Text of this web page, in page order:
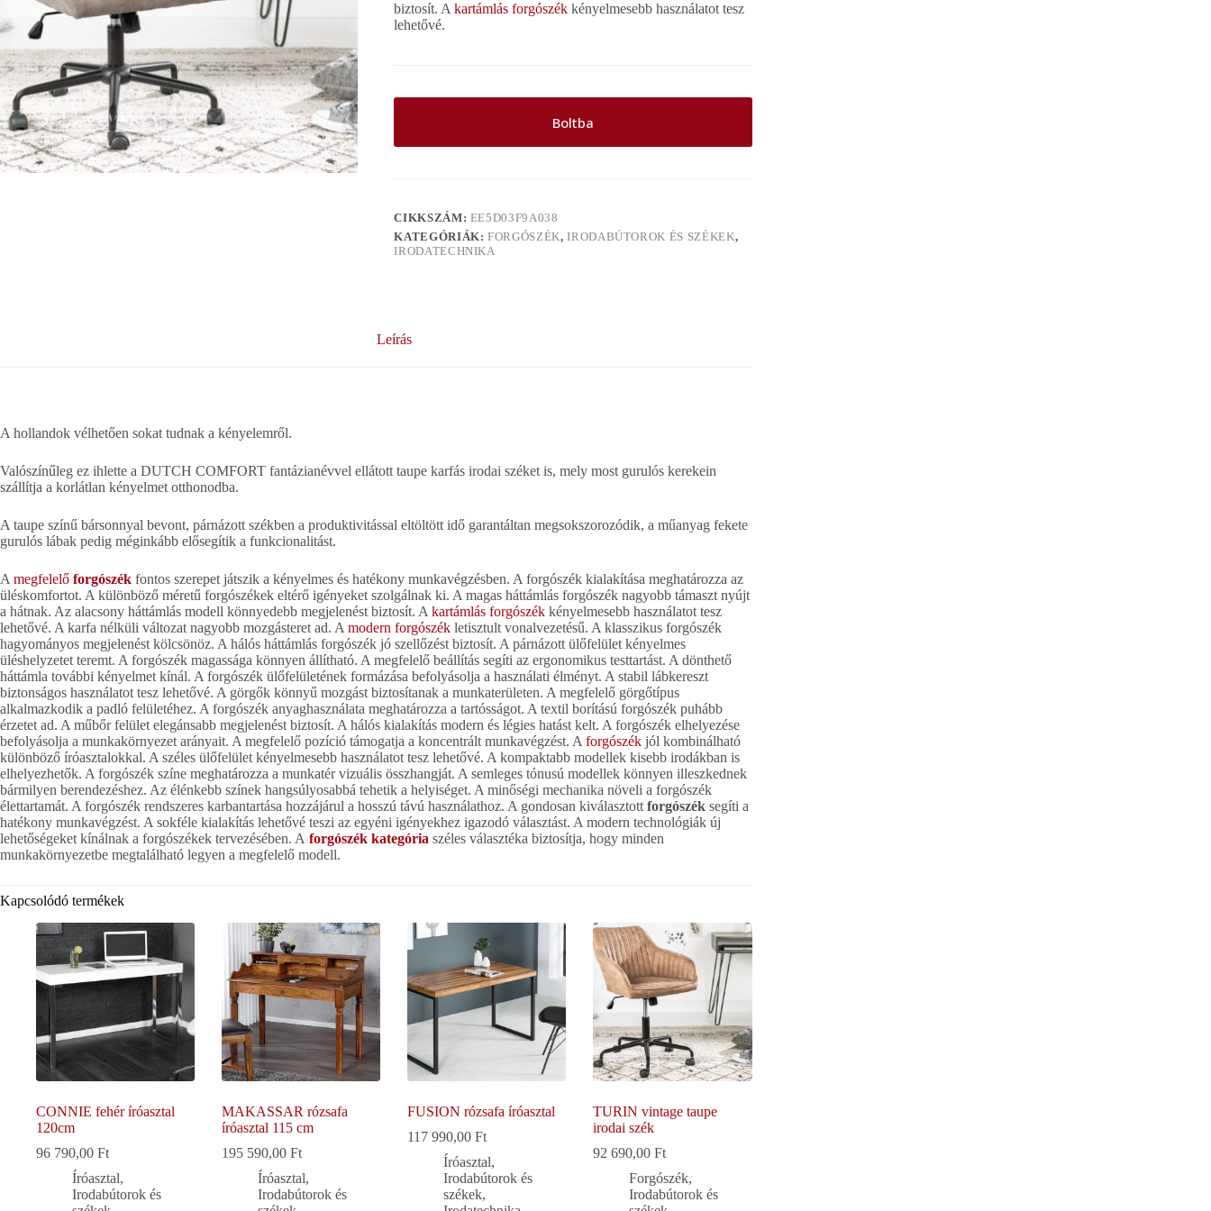
biztosít. Akartámlás forgószék kényelmesebb használatot tesz
lehetővé.
Boltba
CIKKSZÁM: EE5D03F9A038
KATEGÓRIÁK:FORGÓSZÉK,IRODABÚTOROK ÉS SZÉKEK,
IRODATECHNIKA
Leírás
A hollandok vélhetően sokat tudnak a kényelemről.
Valószínűleg ez ihlette a DUTCH COMFORT fantázianévvel ellátott taupe karfás irodai széket is, mely most gurulós kerekein
szállítja a korlátlan kényelmet otthonodba.
A taupe színű bársonnyal bevont, párnázott székben a produktivitással eltöltött idő garantáltan megsokszorozódik, a műanyag fekete
gurulós lábak pedig méginkább elősegítik a funkcionalitást.
A megfelelő forgószék fontos szerepet játszik a kényelmes és hatékony munkavégzésben. A forgószék kialakítása meghatározza az
üléskomfortot. A különböző méretű forgószékek eltérő igényeket szolgálnak ki. A magas háttámlás forgószék nagyobb támaszt nyújt
a hátnak. Az alacsony háttámlás modell könnyedebb megjelenést biztosít. A kartámlás forgószék kényelmesebb használatot tesz
lehetővé. A karfa nélküli változat nagyobb mozgásteret ad. A modern forgószék letisztult vonalvezetésű. A klasszikus forgószék
hagyományos megjelenést kölcsönöz. A hálós háttámlás forgószék jó szellőzést biztosít. A párnázott ülőfelület kényelmes
üléshelyzetet teremt. A forgószék magassága könnyen állítható. A megfelelő beállítás segíti az ergonomikus testtartást. A dönthető
háttámla további kényelmet kínál. A forgószék ülőfelületének formázása befolyásolja a használati élményt. A stabil lábkereszt
biztonságos használatot tesz lehetővé. A görgők könnyű mozgást biztosítanak a munkaterületen. A megfelelő görgőtípus
alkalmazkodik a padló felületéhez. A forgószék anyaghasználata meghatározza a tartósságot. A textil borítású forgószék puhább
érzetet ad. A műbőr felület elegánsabb megjelenést biztosít. A hálós kialakítás modern és légies hatást kelt. A forgószék elhelyezése
befolyásolja a munkakörnyezet arányait. A megfelelő pozíció támogatja a koncentrált munkavégzést. A forgószék jól kombinálható
különböző íróasztalokkal. A széles ülőfelület kényelmesebb használatot tesz lehetővé. A kompaktabb modellek kisebb irodákban is
elhelyezhetők. A forgószék színe meghatározza a munkatér vizuális összhangját. A semleges tónusú modellek könnyen illeszkednek
bármilyen berendezéshez. Az élénkebb színek hangsúlyosabbá tehetik a helyiséget. A minőségi mechanika növeli a forgószék
élettartamát. A forgószék rendszeres karbantartása hozzájárul a hosszú távú használathoz. A gondosan kiválasztott forgószék segíti a
hatékony munkavégzést. A sokféle kialakítás lehetővé teszi az egyéni igényekhez igazodó választást. A modern technológiák új
lehetőségeket kínálnak a forgószékek tervezésében. A forgószék kategória széles választéka biztosítja, hogy minden
munkakörnyezetbe megtalálható legyen a megfelelő modell.
Kapcsolódó termékek
CONNIE fehér íróasztal
120cm
96 790,00 Ft
Íróasztal,
Irodabútorok és
MAKASSAR rózsafa
íróasztal 115 cm
195 590,00Ft
Íróasztal,
Irodabútorok és
FUSION rózsafa íróasztal
117 990,00Ft
Íróasztal,
Irodabútorok és
székek,
TURIN vintage taupe
irodai szék
92 690,00Ft
Forgószék,
Irodabútorok és